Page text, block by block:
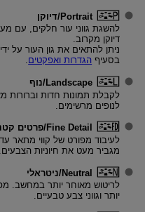
Portrait/דיוקן
להשגת גווני עור חלקים, עם
דיוקן מקרוב.
ניתן להתאים את גון העור על ידי
בסעיף הגדרות ואפקטים.
Landscape/נוף
לקבלת תמונות חדות וברורות
לנופים מרשימים.
Fine Detail/פרטים קטנים
לעיבוד מפורט של קווי מתאר
מגביר מעט את חיוניות הצבעים.
Neutral/ניטראלי
לריטוש מאוחר יותר במחשב.
יותר וגווני צבע טבעיים.